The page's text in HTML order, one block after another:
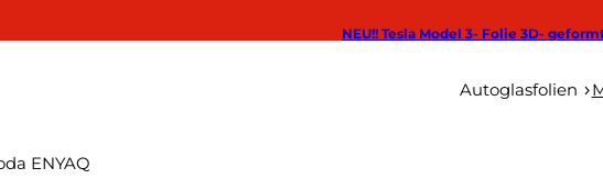
NEU!! Tesla Model 3- Folie 3D-
Autoglasfolien
ENYAQ